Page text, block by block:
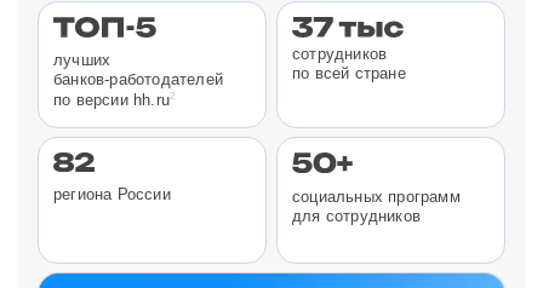
лучших
банков-работодателей
по версии hh.ru2
сотрудников
по всей стране
региона России
социальных программ
для сотрудников